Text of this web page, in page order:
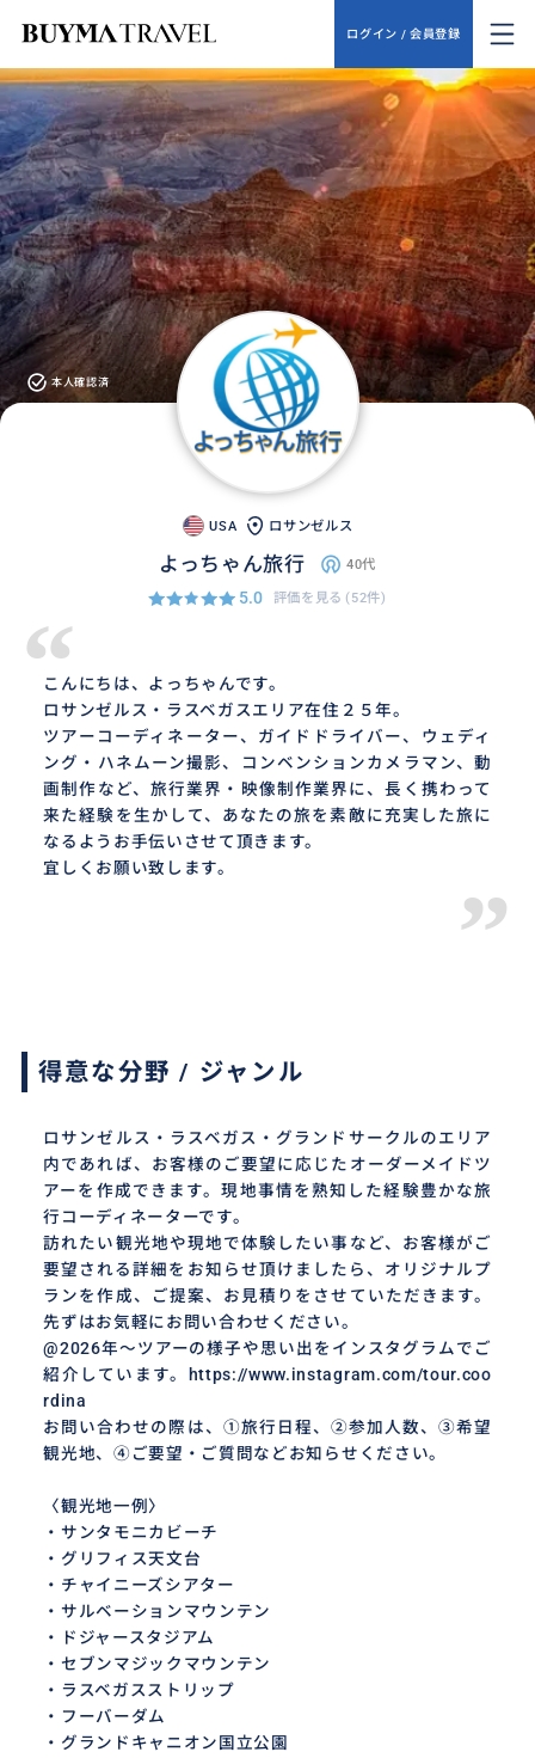
ログイン / 会員登録
本人確認済
USA ロサンゼルス
よっちゃん旅行 40代
5.0 評価を見る (52件)
“
こんにちは、よっちゃんです。
ロサンゼルス・ラスベガスエリア在住２５年。
ツアーコーディネーター、ガイドドライバー、ウェディ
ング・ハネムーン撮影、コンベンションカメラマン、動
画制作など、旅行業界・映像制作業界に、長く携わって
来た経験を生かして、あなたの旅を素敵に充実した旅に
なるようお手伝いさせて頂きます。
宜しくお願い致します。
”
得意な分野 / ジャンル
ロサンゼルス・ラスベガス・グランドサークルのエリア
内であれば、お客様のご要望に応じたオーダーメイドツ
アーを作成できます。現地事情を熟知した経験豊かな旅
行コーディネーターです。
訪れたい観光地や現地で体験したい事など、お客様がご
要望される詳細をお知らせ頂けましたら、オリジナルプ
ランを作成、ご提案、お見積りをさせていただきます。
先ずはお気軽にお問い合わせください。
@2026年～ツアーの様子や思い出をインスタグラムでご
紹介しています。https://www.instagram.com/tour.coo
rdina
お問い合わせの際は、①旅行日程、②参加人数、③希望
観光地、④ご要望・ご質問などお知らせください。
〈観光地一例〉
・サンタモニカビーチ
・グリフィス天文台
・チャイニーズシアター
・サルベーションマウンテン
・ドジャースタジアム
・セブンマジックマウンテン
・ラスベガスストリップ
・フーバーダム
・グランドキャニオン国立公園